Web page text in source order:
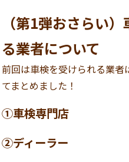
（第1弾おさらい
る業者について
前回は車検を受けられる業者
てまとめました！
①車検専門店
②ディーラー